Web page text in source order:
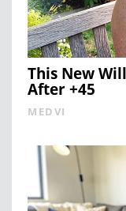
This New
After +45
MEDVI